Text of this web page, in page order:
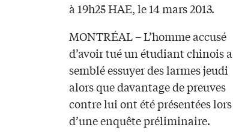
à 19h25 HAE, le 14 mars 2013.
MONTRÉAL – L’homme accusé
d’avoir tué un étudiant chinois a
semblé essuyer des larmes jeudi
alors que davantage de preuves
contre lui ont été présentées lors
d’une enquête préliminaire.